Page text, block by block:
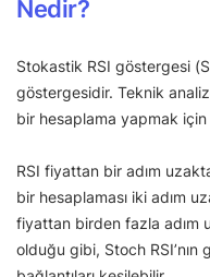
Nedir?
Stokastik RSI göstergesi
göstergesidir. Teknik
bir hesaplama yapmak için
RSI fiyattan bir adım
bir hesaplaması iki adım
fiyattan birden fazla adım
olduğu gibi, Stoch